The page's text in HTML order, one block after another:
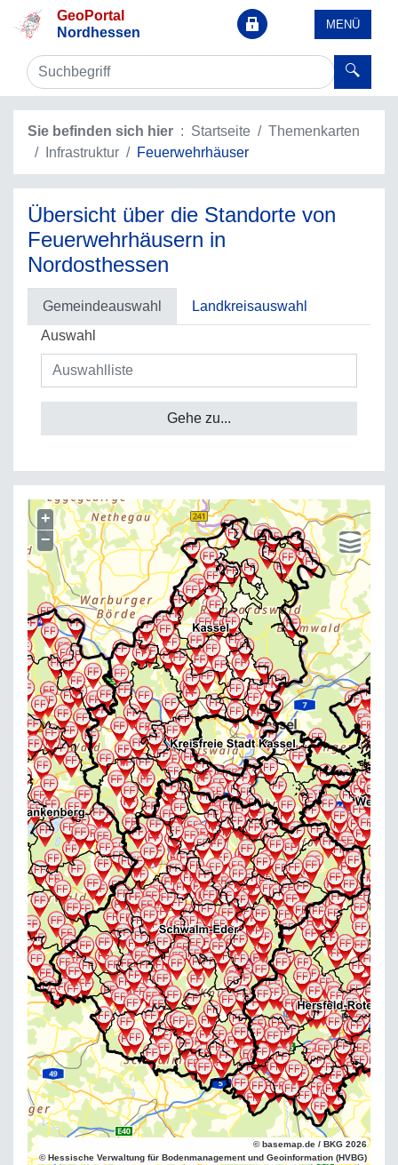
GeoPortal
Nordhessen
MENÜ
Sie befinden sich hier Startseite
Themenkarten
Infrastruktur
Feuerwehrhäuser
Übersicht über die Standorte von
Feuerwehrhäusern in
Nordosthessen
Gemeindeauswahl
Landkreisauswahl
Auswahl
Gehe zu...
+
−
© basemap.de / BKG 2026
© Hessische Verwaltung für Bodenmanagement und Geoinformation (HVBG)